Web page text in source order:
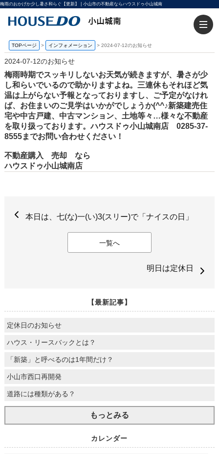
梅雨のおかげか少し暑さ和らぐ【更新】 | 小山市の不動産ならハウスドゥ小山城南
TOPページ > インフォメーション > 2024-07-12のお知らせ
2024-07-12のお知らせ
梅雨時期でスッキリしないお天気が続きますが、暑さが少
し和らいでいるので助かりますよね。三連休もそれほど気
温は上がらない予報となっておりますし、ご予定がなけれ
ば、お住まいのご見学はいかがでしょうか(^^♪新築建売住
宅や中古戸建、中古マンション、土地等々…様々な不動産
を取り扱っております。ハウスドゥ小山城南店 0285-37-
8555までお問い合わせください！
不動産購入 売却 なら
ハウスドゥ小山城南店
本日は、七(な)一(い)3(スリー)で「ナイスの日」
一覧へ
明日は定休日
【最新記事】
定休日のお知らせ
ハウス・リースバックとは？
「新築」と呼べるのは1年間だけ？
小山市西口再開発
道路には種類がある？
もっとみる
カレンダー